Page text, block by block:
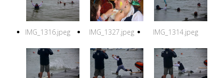
IMG_1316.jpeg IMG_1327.jpeg IMG_1314.jpeg